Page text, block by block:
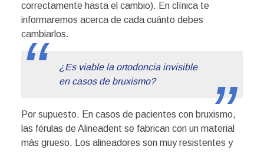
correctamente hasta el cambio). En clínica te
informaremos acerca de cada cuánto debes
cambiarlos.
¿Es viable la ortodoncia invisible
en casos de bruxismo?
Por supuesto. En casos de pacientes con bruxismo,
las férulas de Alineadent se fabrican con un material
más grueso. Los alineadores son muy resistentes y